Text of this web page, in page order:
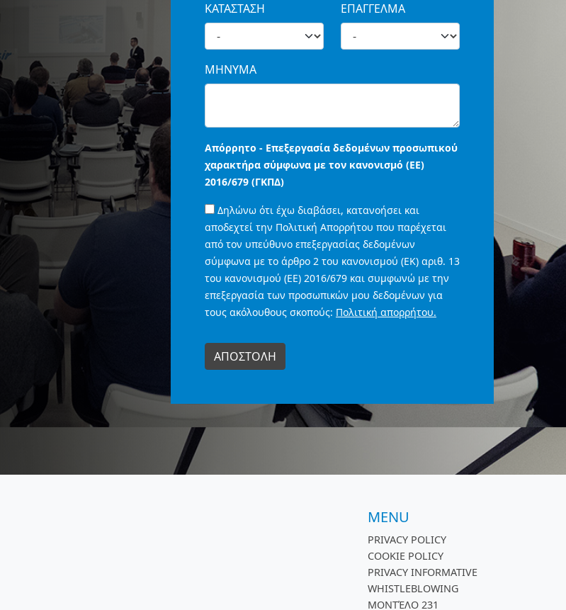
ΚΑΤΑΣΤΑΣΗ ΕΠΑΓΓΕΛΜΑ
ΜΗΝΥΜΑ
Απόρρητο - Επεξεργασία δεδομένων προσωπικού
χαρακτήρα σύμφωνα με τον κανονισμό (ΕΕ)
2016/679 (ΓΚΠΔ)
Δηλώνω ότι έχω διαβάσει, κατανοήσει και
αποδεχτεί την Πολιτική Απορρήτου που παρέχεται
από τον υπεύθυνο επεξεργασίας δεδομένων
σύμφωνα με το άρθρο 2 του κανονισμού (ΕΚ) αριθ. 13
του κανονισμού (ΕΕ) 2016/679 και συμφωνώ με την
επεξεργασία των προσωπικών μου δεδομένων για
τους ακόλουθους σκοπούς: Πολιτική απορρήτου.
MENU
PRIVACY POLICY
COOKIE POLICY
PRIVACY INFORMATIVE
WHISTLEBLOWING
ΜΟΝΤΈΛΟ 231